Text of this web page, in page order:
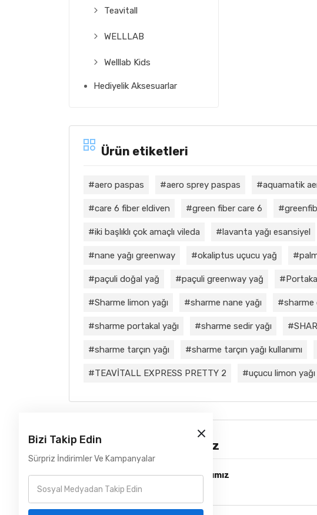
Teavitall
WELLLAB
Welllab Kids
Hediyelik Aksesuarlar
Bizi Takip Edin
Sürpriz İndirimler Ve Kampanyalar
Ürün etiketleri
aero paspas aero sprey paspas aquamatik
care 6 fiber eldiven green fiber care 6
iki başlıklı çok amaçlı vileda lavanta yağı esansiyel
nane yağı greenway okaliptus uçucu yağ
paçuli doğal yağ paçuli greenway yağ
Sharme limon yağı sharme nane yağı sharme
sharme portakal yağı sharme sedir yağı
sharme tarçın yağı sharme tarçın yağı kullanımı
TEAVİTALL EXPRESS PRETTY 2 uçucu limon
Çözüm Ortaklarımız
Lojistik ve Kurye Çözüm Ortağımız